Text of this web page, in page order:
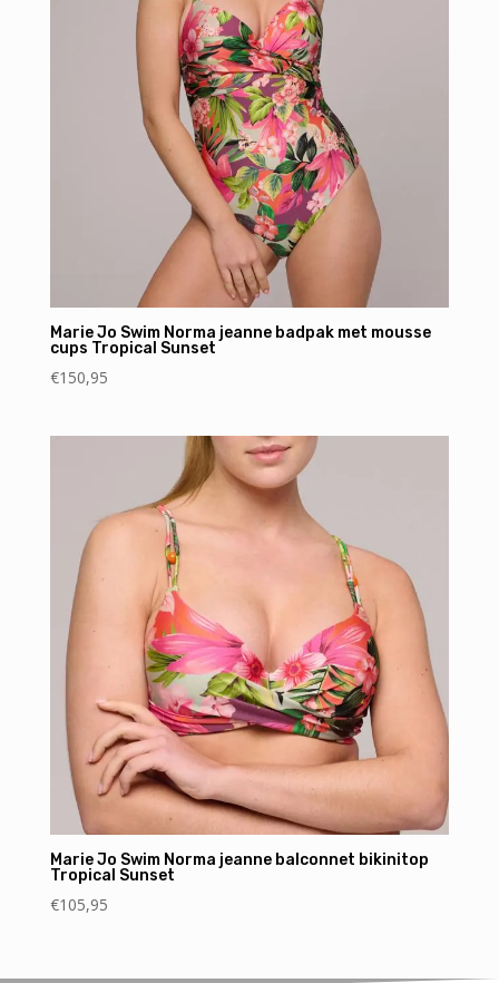
Marie Jo Swim Norma jeanne badpak met mousse
cups Tropical Sunset
€150,95
Marie Jo Swim Norma jeanne balconnet bikinitop
Tropical Sunset
€105,95